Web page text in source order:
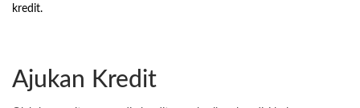
kredit.
Ajukan Kredit